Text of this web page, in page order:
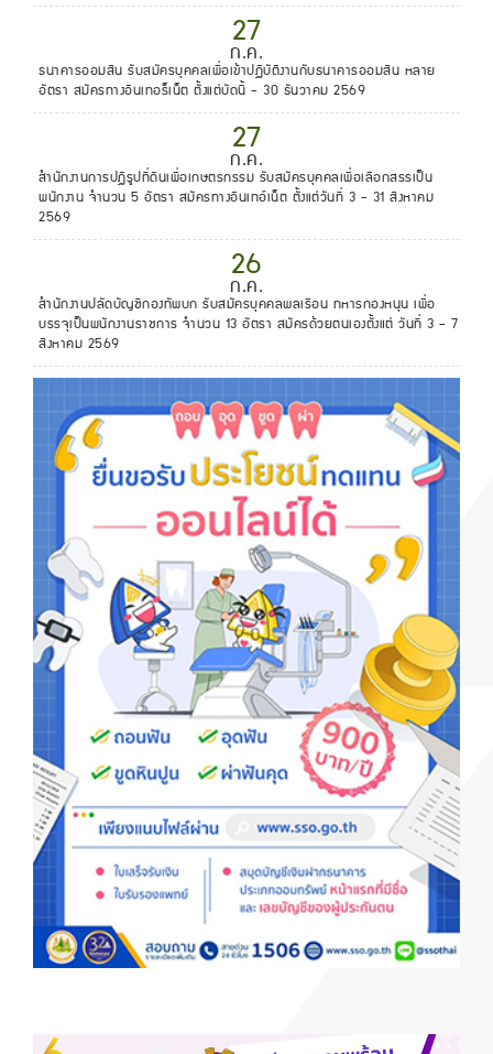
27
ก.ค.
ธนาคารออมสิน รับสมัครบุคคลเพื่อเข้าปฏิบัติงานกับธนาคารออมสิน หลาย
อัตรา สมัครทางอินเทอร็เน็ต ตั้งแต่บัดนี้ - 30 ธันวาคม 2569
27
ก.ค.
สำนักงานการปฏิรูปที่ดินเพื่อเกษตรกรรม รับสมัครบุคคลเพื่อเลือกสรรเป็น
พนักงาน จำนวน 5 อัตรา สมัครทางอินเทอ์เน็ต ตั้งแต่วันที่ 3 - 31 สิงหาคม
2569
26
ก.ค.
สำนักงานปลัดบัญชีกองทัพบก รับสมัครบุคคลพลเรือน ทหารกองหนุน เพื่อ
บรรจุเป็นพนักงานราชการ จำนวน 13 อัตรา สมัครด้วยตนเองตั้งแต่ วันที่ 3 - 7
สิงหาคม 2569